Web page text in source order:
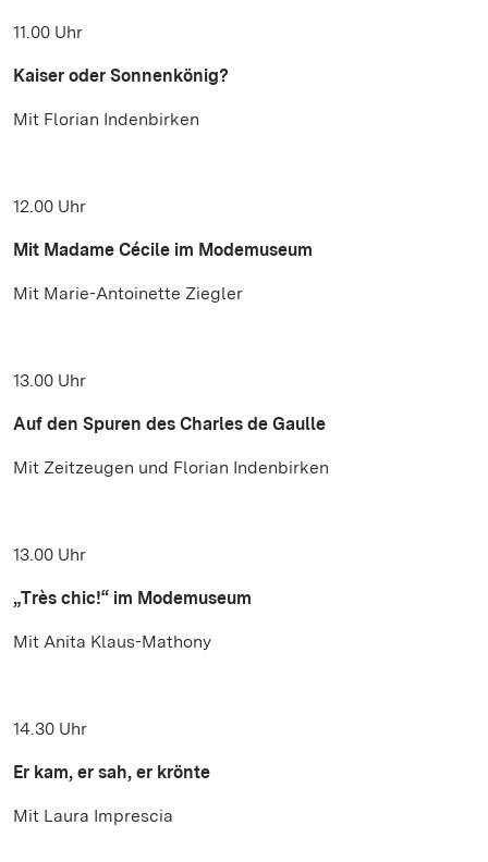
11.00 Uhr
Kaiser oder Sonnenkönig?
Mit Florian Indenbirken
12.00 Uhr
Mit Madame Cécile im Modemuseum
Mit Marie-Antoinette Ziegler
13.00 Uhr
Auf den Spuren des Charles de Gaulle
Mit Zeitzeugen und Florian Indenbirken
13.00 Uhr
„Très chic!“ im Modemuseum
Mit Anita Klaus-Mathony
14.30 Uhr
Er kam, er sah, er krönte
Mit Laura Imprescia